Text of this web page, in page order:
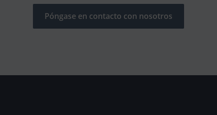
Póngase en contacto con nosotros